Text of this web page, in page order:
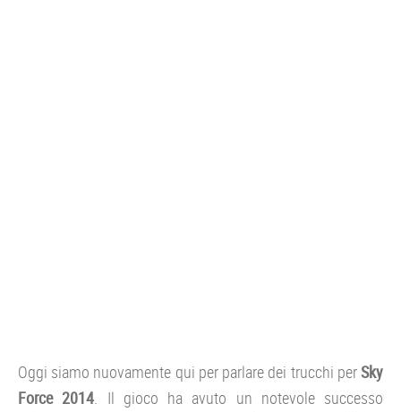
Oggi siamo nuovamente qui per parlare dei trucchi per Sky
Force 2014. Il gioco ha avuto un notevole successo